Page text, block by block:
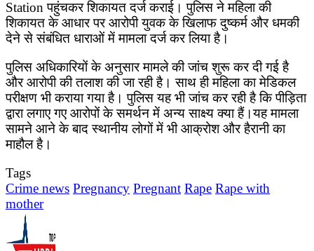
Station पहुंचकर शिकायत दर्ज कराई। पुलिस ने महिला की
शिकायत के आधार पर आरोपी युवक के खिलाफ दुष्कर्म और धमकी
देने से संबंधित धाराओं में मामला दर्ज कर लिया है।
पुलिस अधिकारियों के अनुसार मामले की जांच शुरू कर दी गई है
और आरोपी की तलाश की जा रही है। साथ ही महिला का मेडिकल
परीक्षण भी कराया गया है। पुलिस यह भी जांच कर रही है कि पीड़िता
द्वारा लगाए गए आरोपों के समर्थन में अन्य साक्ष्य क्या हैं।यह मामला
सामने आने के बाद स्थानीय लोगों में भी आक्रोश और हैरानी का
माहौल है।
Tags
Crime news Pregnancy Pregnant Rape Rape with
mother